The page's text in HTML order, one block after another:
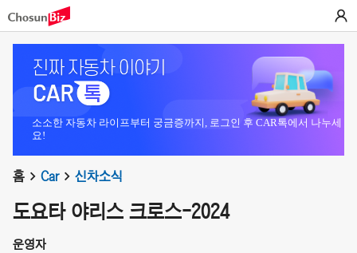
소소한 자동차 라이프부터 궁금증까지, 로그인 후 CAR톡에서 나누세
요!
홈 Car 신차소식
도요타 야리스 크로스-2024
운영자